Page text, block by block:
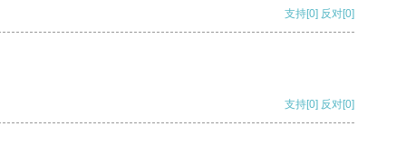
支持[0] 反对[0]
支持[0] 反对[0]